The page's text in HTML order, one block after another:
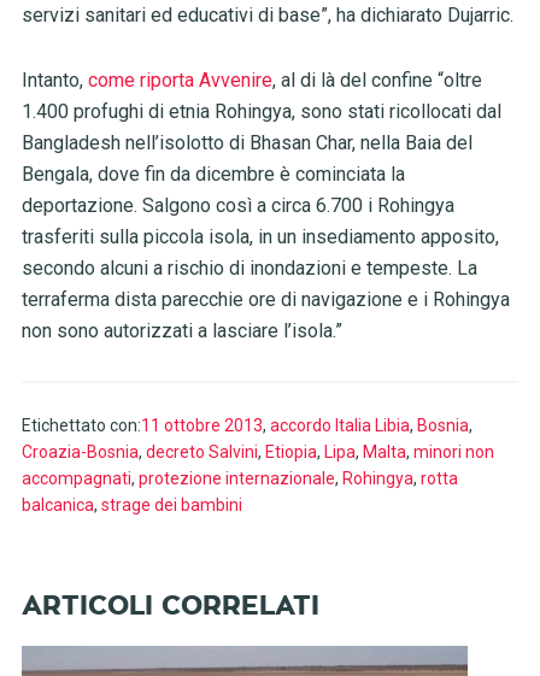
servizi sanitari ed educativi di base”, ha dichiarato Dujarric.
Intanto, come riporta Avvenire, al di là del confine “oltre
1.400 profughi di etnia Rohingya, sono stati ricollocati dal
Bangladesh nell’isolotto di Bhasan Char, nella Baia del
Bengala, dove fin da dicembre è cominciata la
deportazione. Salgono così a circa 6.700 i Rohingya
trasferiti sulla piccola isola, in un insediamento apposito,
secondo alcuni a rischio di inondazioni e tempeste. La
terraferma dista parecchie ore di navigazione e i Rohingya
non sono autorizzati a lasciare l’isola.”
Etichettato con:11 ottobre 2013, accordo Italia Libia, Bosnia,
Croazia-Bosnia, decreto Salvini, Etiopia, Lipa, Malta, minori non
accompagnati, protezione internazionale, Rohingya, rotta
balcanica, strage dei bambini